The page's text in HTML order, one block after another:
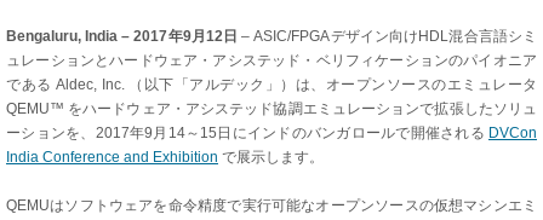
Bengaluru, India – 2017年9月12日 – ASIC/FPGAデザイン向けHDL混合言語シミ
ュレーションとハードウェア・アシステッド・ベリフィケーションのパイオニア
である Aldec, Inc. （以下「アルデック」）は、オープンソースのエミュレータ
QEMU™ をハードウェア・アシステッド協調エミュレーションで拡張したソリュ
ーションを、2017年9月14～15日にインドのバンガロールで開催される DVCon
India Conference and Exhibition で展示します。
QEMUはソフトウェアを命令精度で実行可能なオープンソースの仮想マシンエミ